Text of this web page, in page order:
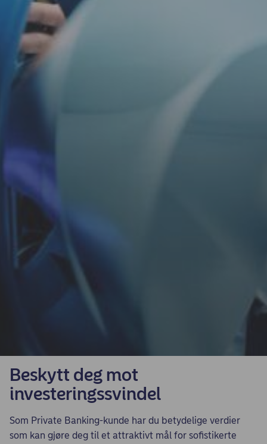
Beskytt deg mot
investeringssvindel
Som Private Banking-kunde har du betydelige verdier
som kan gjøre deg til et attraktivt mål for sofistikerte